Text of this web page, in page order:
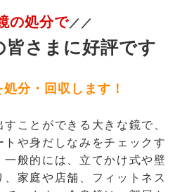
の処分で／／
皆さまに好評です
分・回収します！
ことができる大きな鏡で、
や身だしなみをチェックす
一般的には、立てかけ式や壁
家庭や店舗、フィットネス